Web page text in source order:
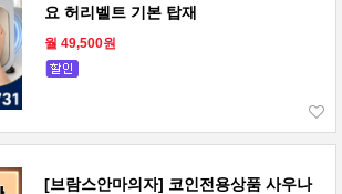
요 허리벨트 기본 탑재
월 49,500원
[브람스안마의자] 코인전용상품 사우나